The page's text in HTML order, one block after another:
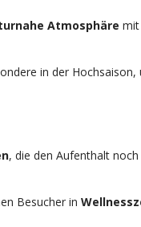
Atmosphäre
in der Hochsaison,
, die den Aufenthalt noch
Besucher in